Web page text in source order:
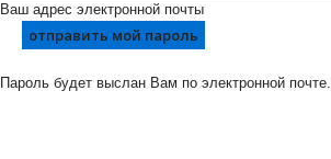
Ваш адрес электронной почты
Пароль будет выслан Вам по электронной почте.